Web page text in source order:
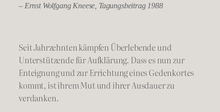
– Ernst Wolfgang Kneese, Tagungsbeitrag 1988
Seit Jahrzehnten kämpfen Überlebende und
Unterstützende für Aufklärung. Dass es nun zur
Enteignung und zur Errichtung eines Gedenkortes
kommt, ist ihrem Mut und ihrer Ausdauer zu
verdanken.